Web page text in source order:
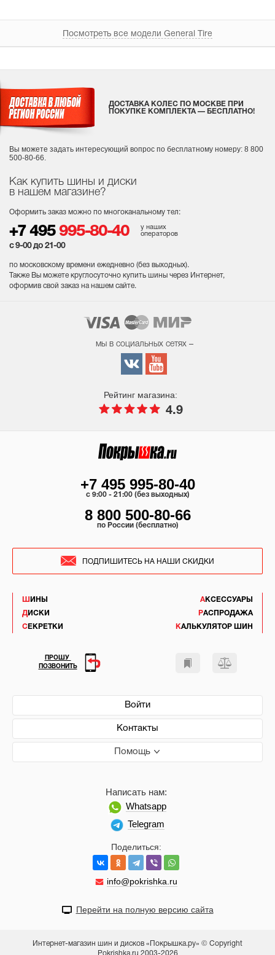
Посмотреть все модели General Tire
Как купить шины и диски
в нашем магазине?
Оформить заказ можно по многоканальному тел:
+7 495 995-80-40
у наших
операторов
с 9-00 до 21-00
по московскому времени ежедневно (без выходных).
Также Вы можете круглосуточно купить шины через Интернет,
оформив свой заказ на нашем сайте.
ДОСТАВКА КОЛЕС ПО МОСКВЕ ПРИ
ПОКУПКЕ КОМПЛЕКТА — БЕСПЛАТНО!
Вы можете задать интересующий вопрос по бесплатному номеру: 8 800
500-80-66.
мы в социальных сетях –
Рейтинг магазина:
4.9
ШИНЫ
ДИСКИ
СЕКРЕТКИ
АКСЕССУАРЫ
РАСПРОДАЖА
КАЛЬКУЛЯТОР ШИН
Войти
Контакты
Помощь
Поделиться:
info@pokrishka.ru
Написать нам:
Whatsapp
Telegram
+7 495 995-80-40
c 9:00 - 21:00 (без выходных)
8 800 500-80-66
по России (бесплатно)
ПОДПИШИТЕСЬ НА НАШИ СКИДКИ
ПРОШУ
ПОЗВОНИТЬ
Перейти на полную версию сайта
Интернет-магазин шин и дисков «Покрышка.ру» © Copyright
Pokrishka.ru 2003-2026